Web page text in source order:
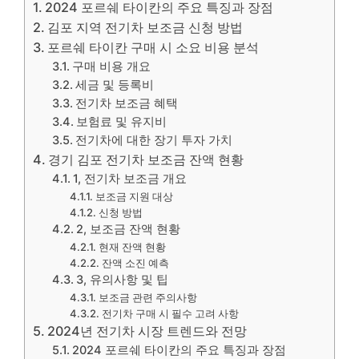
2024 포르쉐 타이칸의 주요 특징과 장점
김포 지역 전기차 보조금 신청 방법
포르쉐 타이칸 구매 시 소요 비용 분석
구매 비용 개요
세금 및 등록비
전기차 보조금 혜택
보험료 및 유지비
전기차에 대한 장기 투자 가치
경기 김포 전기차 보조금 잔액 현황
1, 전기차 보조금 개요
보조금 지원 대상
신청 방법
2, 보조금 잔액 현황
현재 잔액 현황
잔액 소진 예측
3, 유의사항 및 팁
보조금 관련 주의사항
전기차 구매 시 필수 고려 사항
2024년 전기차 시장 트렌드와 전망
2024 포르쉐 타이칸의 주요 특징과 장점